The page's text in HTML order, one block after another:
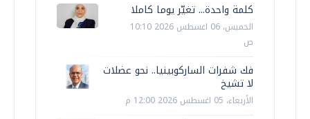
كلمة واحدة... تغيّر يوما كاملا
الخميس، 06 اغسطس 2026 10:10
ص
فك شفرات الساركوبينيا.. نحو عضلات
لا تشيخ
الأربعاء، 05 اغسطس 2026 12:00 م